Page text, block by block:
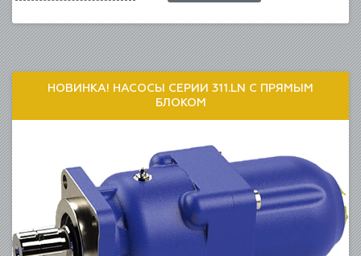
НОВИНКА! НАСОСЫ СЕРИИ 311.LN С ПРЯМЫМ
БЛОКОМ